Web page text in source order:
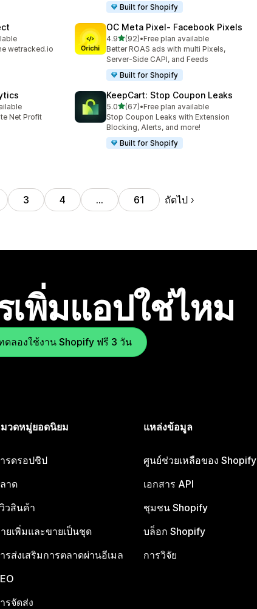
Built for Shopify
wetracked.io
OC Meta Pixel‑ Facebook Pixels
4.9เต็ม 5 ดาว
(92)
ทั้งหมด 92 รีวิว
•Free plan available
Better ROAS ads with multi Pixels,
Server-Side CAPI, and Feeds
Built for Shopify
Net Profit
KeepCart: Stop Coupon Leaks
5.0เต็ม 5 ดาว
(67)
ทั้งหมด 67 รีวิว
•Free plan available
Stop Coupon Leaks with Extension
Blocking, Alerts, and more!
Built for Shopify
3 4 … 61 ถัดไป
เพิ่มแอปใช่ไหม
ดลองใช้งาน Shopify ฟรี 3 วัน
วดหมู่ยอดนิยม
รดรอปชิป
าด
วสินค้า
ยเพิ่มและขายเป็นชุด
รส่งเสริมการตลาดผ่านอีเมล
รจัดส่ง
แหล่งข้อมูล
ศูนย์ช่วยเหลือของ Shopify
เอกสาร API
ชุมชน Shopify
บล็อก Shopify
การวิจัย